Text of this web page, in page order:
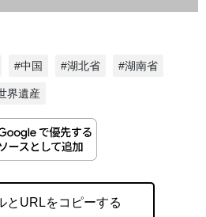
#中国 #湖北省 #湖南省
界遺産
とURLをコピーする